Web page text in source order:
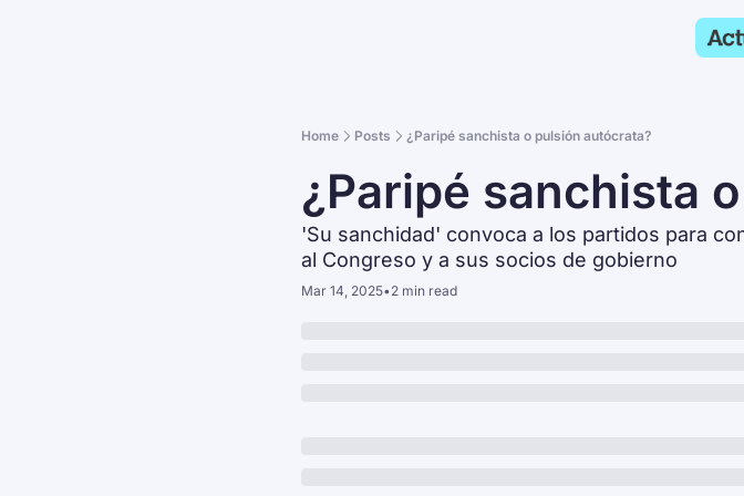
Home Posts ¿Paripé sanchista o pulsión autócrata?
¿Paripé sanchista
'Su sanchidad' convoca a los partidos para
al Congreso y a sus socios de gobierno
Mar 14, 2025•2 min read